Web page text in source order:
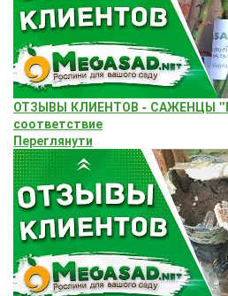
ОТЗЫВЫ КЛИЕНТОВ - САЖЕНЦЫ
соответствие
Переглянути